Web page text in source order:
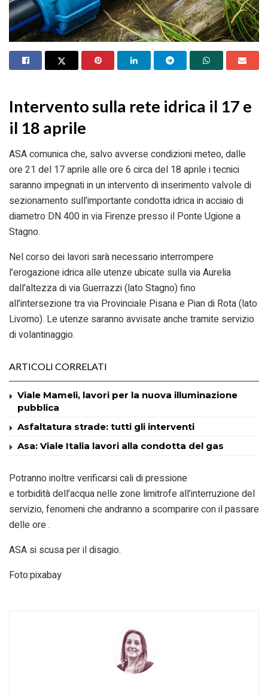
Intervento sulla rete idrica il 17 e
il 18 aprile
ASA comunica che, salvo avverse condizioni meteo, dalle
ore 21 del 17 aprile alle ore 6 circa del 18 aprile i tecnici
saranno impegnati in un intervento di inserimento valvole di
sezionamento sull’importante condotta idrica in acciaio di
diametro DN 400 in via Firenze presso il Ponte Ugione a
Stagno.
Nel corso dei lavori sarà necessario interrompere
l’erogazione idrica alle utenze ubicate sulla via Aurelia
dall’altezza di via Guerrazzi (lato Stagno) fino
all’intersezione tra via Provinciale Pisana e Pian di Rota (lato
Livorno). Le utenze saranno avvisate anche tramite servizio
di volantinaggio.
ARTICOLI CORRELATI
Viale Mameli, lavori per la nuova illuminazione
pubblica
Asfaltatura strade: tutti gli interventi
Asa: Viale Italia lavori alla condotta del gas
Potranno inoltre verificarsi cali di pressione
e torbidità dell’acqua nelle zone limitrofe all’interruzione del
servizio, fenomeni che andranno a scomparire con il passare
delle ore .
ASA si scusa per il disagio.
Foto:pixabay